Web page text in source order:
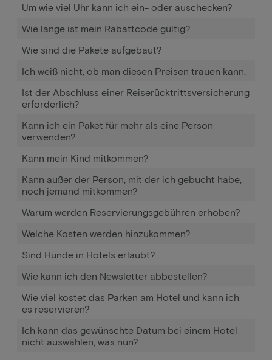
Um wie viel Uhr kann ich ein- oder auschecken?
Wie lange ist mein Rabattcode gültig?
Wie sind die Pakete aufgebaut?
Ich weiß nicht, ob man diesen Preisen trauen kann.
Ist der Abschluss einer Reiserücktrittsversicherung
erforderlich?
Kann ich ein Paket für mehr als eine Person
verwenden?
Kann mein Kind mitkommen?
Kann außer der Person, mit der ich gebucht habe,
noch jemand mitkommen?
Warum werden Reservierungsgebühren erhoben?
Welche Kosten werden hinzukommen?
Sind Hunde in Hotels erlaubt?
Wie kann ich den Newsletter abbestellen?
Wie viel kostet das Parken am Hotel und kann ich
es reservieren?
Ich kann das gewünschte Datum bei einem Hotel
nicht auswählen, was nun?